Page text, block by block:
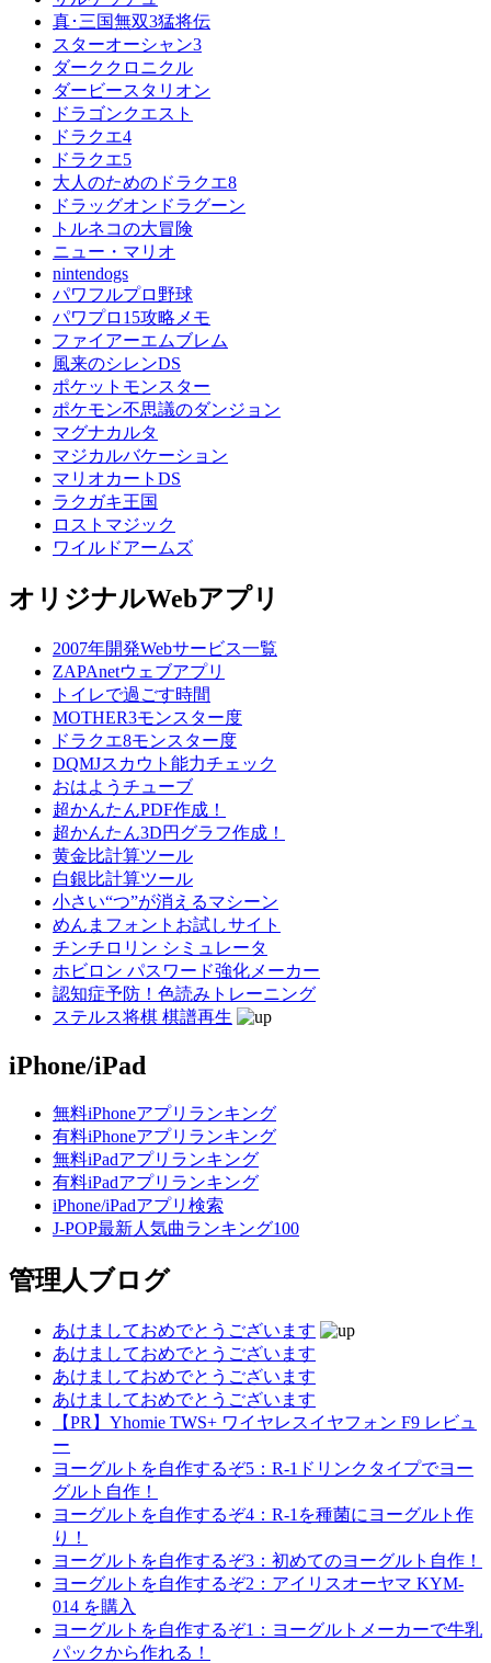
真･三国無双3猛将伝
スターオーシャン3
ダーククロニクル
ダービースタリオン
ドラゴンクエスト
ドラクエ4
ドラクエ5
大人のためのドラクエ8
ドラッグオンドラグーン
トルネコの大冒険
ニュー・マリオ
nintendogs
パワフルプロ野球
パワプロ15攻略メモ
ファイアーエムブレム
風来のシレンDS
ポケットモンスター
ポケモン不思議のダンジョン
マグナカルタ
マジカルバケーション
マリオカートDS
ラクガキ王国
ロストマジック
ワイルドアームズ
オリジナルWebアプリ
2007年開発Webサービス一覧
ZAPAnetウェブアプリ
トイレで過ごす時間
MOTHER3モンスター度
ドラクエ8モンスター度
DQMJスカウト能力チェック
おはようチューブ
超かんたんPDF作成！
超かんたん3D円グラフ作成！
黄金比計算ツール
白銀比計算ツール
小さい“つ”が消えるマシーン
めんまフォントお試しサイト
チンチロリン シミュレータ
ホビロン パスワード強化メーカー
認知症予防！色読みトレーニング
ステルス将棋 棋譜再生
iPhone/iPad
無料iPhoneアプリランキング
有料iPhoneアプリランキング
無料iPadアプリランキング
有料iPadアプリランキング
iPhone/iPadアプリ検索
J-POP最新人気曲ランキング100
管理人ブログ
あけましておめでとうございます
あけましておめでとうございます
あけましておめでとうございます
あけましておめでとうございます
【PR】Yhomie TWS+ ワイヤレスイヤフォン F9 レビュ
ー
ヨーグルトを自作するぞ5：R-1ドリンクタイプでヨー
グルト自作！
ヨーグルトを自作するぞ4：R-1を種菌にヨーグルト作
り！
ヨーグルトを自作するぞ3：初めてのヨーグルト自作！
ヨーグルトを自作するぞ2：アイリスオーヤマ KYM-
014 を購入
ヨーグルトを自作するぞ1：ヨーグルトメーカーで牛乳
パックから作れる！